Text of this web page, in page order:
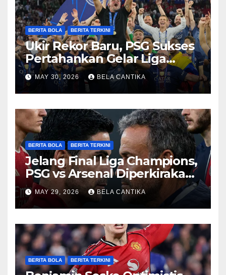
BERITA BOLA BERITA TERKINI
Ukir Rekor Baru, PSG Sukses
Pertahankan Gelar Liga
Champions
MAY 30, 2026 BELA CANTIKA
BERITA BOLA BERITA TERKINI
Jelang Final Liga Champions,
PSG vs Arsenal Diperkirakan
Sengit
MAY 29, 2026 BELA CANTIKA
BERITA BOLA BERITA TERKINI